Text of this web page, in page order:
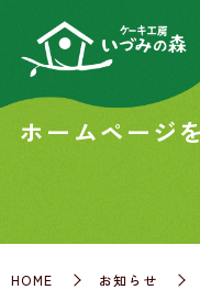
ホームページ
HOME お知らせ